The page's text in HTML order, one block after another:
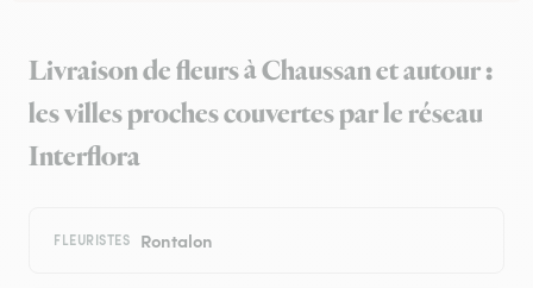
Livraison de fleurs à Chaussan et autour :
les villes proches couvertes par le réseau
Interflora
FLEURISTES Rontalon